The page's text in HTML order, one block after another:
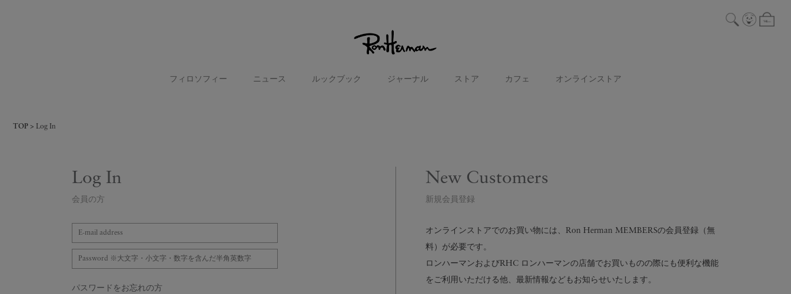
フィロソフィー ニュース ルックブック ジャーナル ストア カフェ オンラインストア
TOP Log In
Log In
会員の方
パスワードをお忘れの方
New Customers
新規会員登録
オンラインストアでのお買い物には、Ron Herman MEMBERSの会員登録（無
料）が必要です。
ロンハーマンおよびRHC ロンハーマンの店舗でお買いものの際にも便利な機能
をご利用いただける他、最新情報などもお知らせいたします。